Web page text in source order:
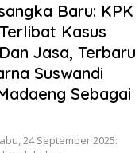
Baru: KPK
Kasus
Jasa, Terbaru
Suswandi
Sebagai
24 September 2025: